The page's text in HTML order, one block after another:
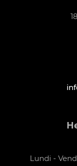
Lundi -